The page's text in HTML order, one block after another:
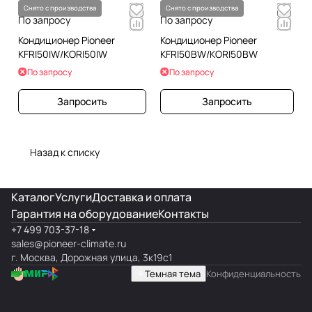
Снято с производства
По запросу
Кондиционер Pioneer
KFRI50IW/KORI50IW
По запросу
Запросить
Снято с производства
По запросу
Кондиционер Pioneer
KFRI50BW/KORI50BW
По запросу
Запросить
Назад к списку
КаталогУслугиДоставка и оплата
Гарантия на оборудованиеКонтакты
+7 499 703-37-18
sales@pioneer-climate.ru
г. Москва, Дорожная улица, 3к19с1
Темная тема Конфиденциальность